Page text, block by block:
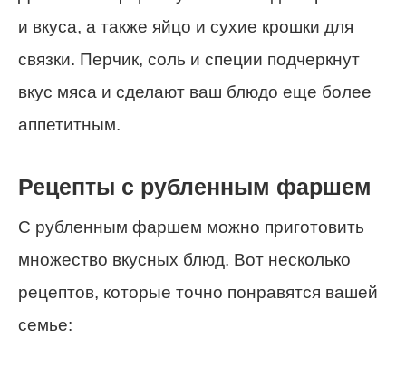
и вкуса, а также яйцо и сухие крошки для
связки. Перчик, соль и специи подчеркнут
вкус мяса и сделают ваш блюдо еще более
аппетитным.
Рецепты с рубленным фаршем
С рубленным фаршем можно приготовить
множество вкусных блюд. Вот несколько
рецептов, которые точно понравятся вашей
семье: